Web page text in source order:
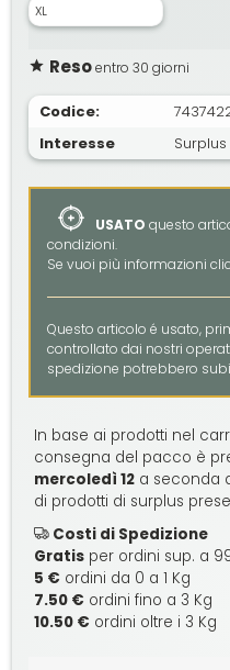
XL
Resoentro 30 giorni
Codice:
Interesse
USATO questo
condizioni.
Se vuoi più informazioni
Questo articolo é usato,
controllato dai nostri
spedizione potrebbero
In base ai prodotti nel
consegna del pacco è
mercoledì 12 a seconda
di prodotti di surplus
Costi di Spedizione
Gratis per ordini sup. a
5 € ordini da 0 a 1 Kg
7.50 € ordini fino a 3 Kg
10.50 € ordini oltre i 3 Kg